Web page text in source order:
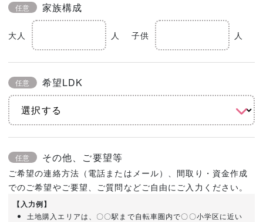
任意 家族構成
大人 人 子供 人
任意 希望LDK
任意 その他、ご要望等
ご希望の連絡方法（電話またはメール）、間取り・資金作成
でのご希望やご要望、ご質問などご自由にご入力ください。
【入力例】
土地購入エリアは、〇〇駅まで自転車圏内で〇〇小学区に近い